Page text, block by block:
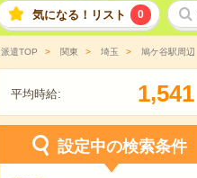
気になる！リスト 0
派遣TOP 関東 埼玉 鳩ケ谷駅周辺
平均時給: 1,541
設定中の検索条件